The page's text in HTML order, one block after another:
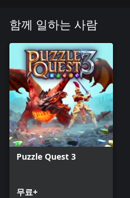
함께 일하는 사람
Puzzle Quest 3
무료+